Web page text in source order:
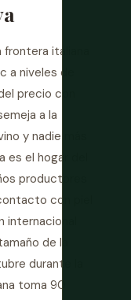
italiana
a niveles de
precio con
a la
y nadie más
es el hogar del
productores
con piel
de la
durante la
toma 90